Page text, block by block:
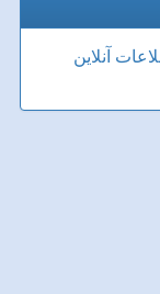
آنلاین